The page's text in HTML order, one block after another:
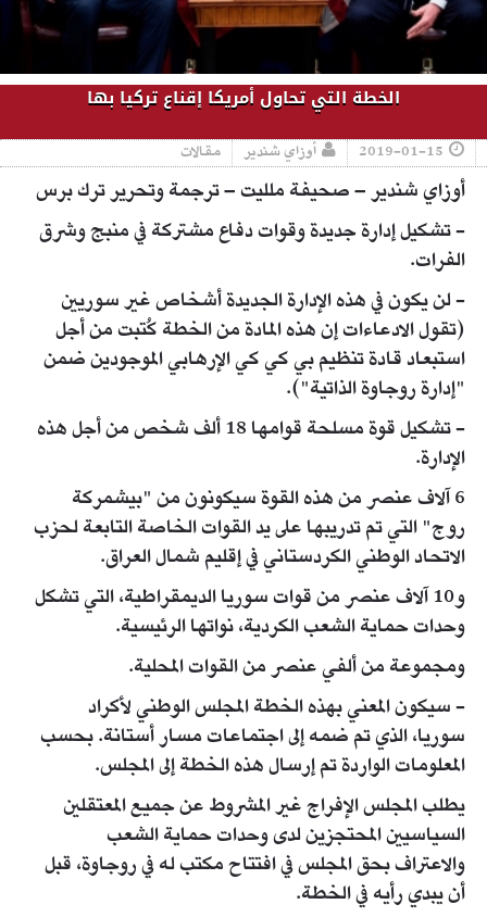
الخطة التي تحاول أمريكا إقناع تركيا بها
2019-01-15 أوزاي شندير مقالات
أوزاي شندير – صحيفة ملليت – ترجمة وتحرير ترك برس
- تشكيل إدارة جديدة وقوات دفاع مشتركة في منبج وشرق
الفرات.
- لن يكون في هذه الإدارة الجديدة أشخاص غير سوريين
(تقول الادعاءات إن هذه المادة من الخطة كُتبت من أجل
استبعاد قادة تنظيم بي كي كي الإرهابي الموجودين ضمن
"إدارة روجاوة الذاتية").
- تشكيل قوة مسلحة قوامها 18 ألف شخص من أجل هذه
الإدارة.
6 آلاف عنصر من هذه القوة سيكونون من "بيشمركة
روج" التي تم تدريبها على يد القوات الخاصة التابعة لحزب
الاتحاد الوطني الكردستاني في إقليم شمال العراق.
و10 آلاف عنصر من قوات سوريا الديمقراطية، التي تشكل
وحدات حماية الشعب الكردية، نواتها الرئيسية.
ومجموعة من ألفي عنصر من القوات المحلية.
- سيكون المعني بهذه الخطة المجلس الوطني لأكراد
سوريا، الذي تم ضمه إلى اجتماعات مسار أستانة. بحسب
المعلومات الواردة تم إرسال هذه الخطة إلى المجلس.
يطلب المجلس الإفراج غير المشروط عن جميع المعتقلين
السياسيين المحتجزين لدى وحدات حماية الشعب
والاعتراف بحق المجلس في افتتاح مكتب له في روجاوة، قبل
أن يبدي رأيه في الخطة.